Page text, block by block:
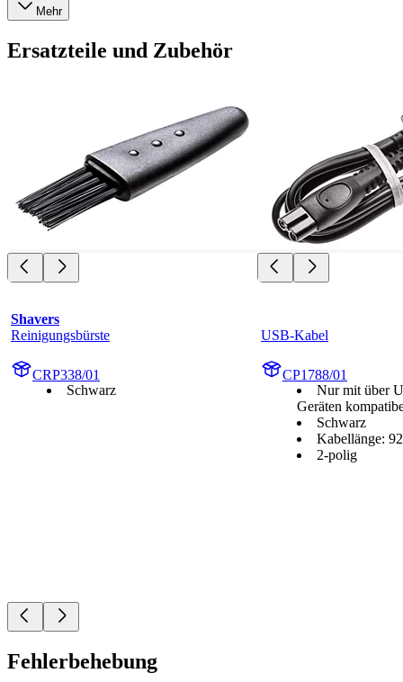
Mehr
Ersatzteile und Zubehör
Shavers
Reinigungsbürste
CRP338/01
Schwarz
USB-Kabel
CP1788/01
Nur mit über
Geräten
Schwarz
Kabellänge:
2-polig
Fehlerbehebung